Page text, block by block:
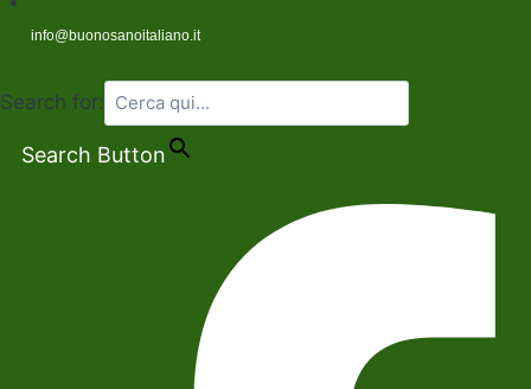
info@buonosanoitaliano.it
Search for:
Search Button